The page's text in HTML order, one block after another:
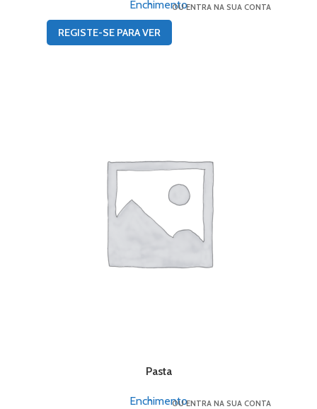
Enchimento
REGISTE-SE PARA VER
OU ENTRA NA SUA CONTA
Pasta
EnchimentoOU ENTRA NA SUA CONTA